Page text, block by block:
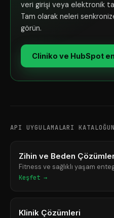
veri girişi veya elektronik
Tam olarak neleri
görün.
Cliniko ve HubSpot
API UYGULAMALARI
Zihin ve Beden
Fitness ve sağlıklı yaşam
Keşfet →
Klinik Çözümleri